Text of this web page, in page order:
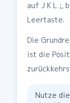
auf J K L ;,
Leertaste.
Die
ist die
Nutze